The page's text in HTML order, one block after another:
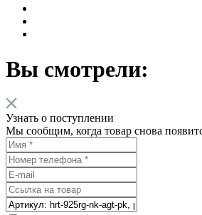
Вы смотрели:
Узнать о поступлении
Мы сообщим, когда товар снова